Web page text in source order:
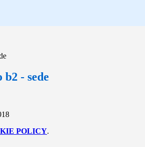
b2 - sede
POLICY.